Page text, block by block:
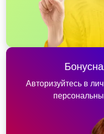
Авторизуйтесь в